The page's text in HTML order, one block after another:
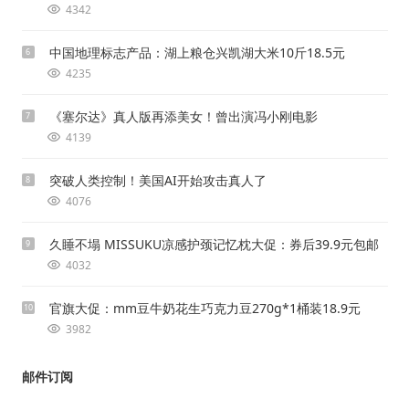
4342
6 中国地理标志产品：湖上粮仓兴凯湖大米10斤18.5元
4235
7 《塞尔达》真人版再添美女！曾出演冯小刚电影
4139
8 突破人类控制！美国AI开始攻击真人了
4076
9 久睡不塌 MISSUKU凉感护颈记忆枕大促：券后39.9元包邮
4032
10 官旗大促：mm豆牛奶花生巧克力豆270g*1桶装18.9元
3982
邮件订阅